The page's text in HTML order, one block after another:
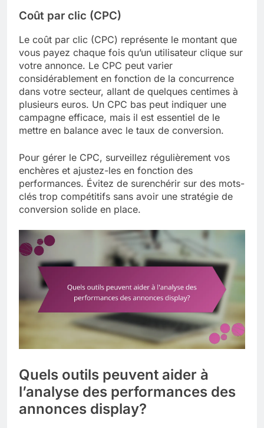
Coût par clic (CPC)
Le coût par clic (CPC) représente le montant que
vous payez chaque fois qu’un utilisateur clique sur
votre annonce. Le CPC peut varier
considérablement en fonction de la concurrence
dans votre secteur, allant de quelques centimes à
plusieurs euros. Un CPC bas peut indiquer une
campagne efficace, mais il est essentiel de le
mettre en balance avec le taux de conversion.
Pour gérer le CPC, surveillez régulièrement vos
enchères et ajustez-les en fonction des
performances. Évitez de surenchérir sur des mots-
clés trop compétitifs sans avoir une stratégie de
conversion solide en place.
Quels outils peuvent aider à
l’analyse des performances des
annonces display?